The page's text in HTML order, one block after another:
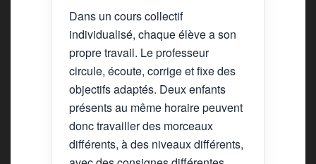
Dans un cours collectif
individualisé, chaque élève a son
propre travail. Le professeur
circule, écoute, corrige et fixe des
objectifs adaptés. Deux enfants
présents au même horaire peuvent
donc travailler des morceaux
différents, à des niveaux différents,